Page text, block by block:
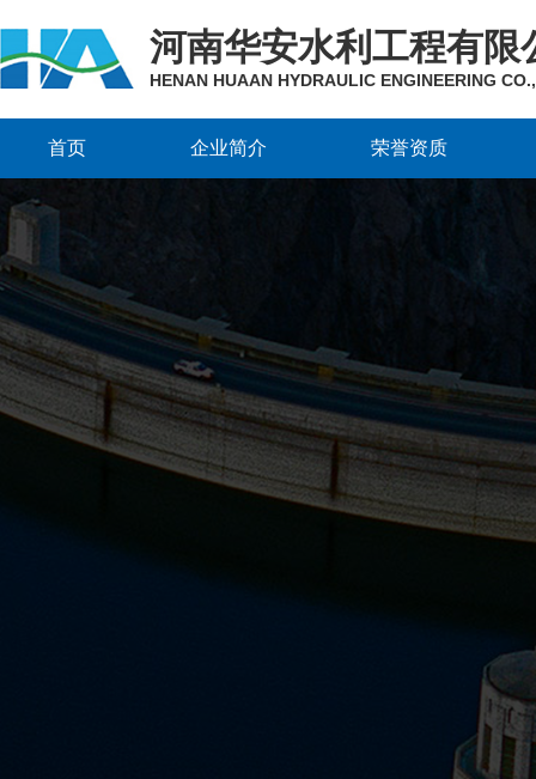
河南华安水利工程有限
HENAN HUAAN HYDRAULIC ENGINEERING
首页 企业简介 荣誉资质